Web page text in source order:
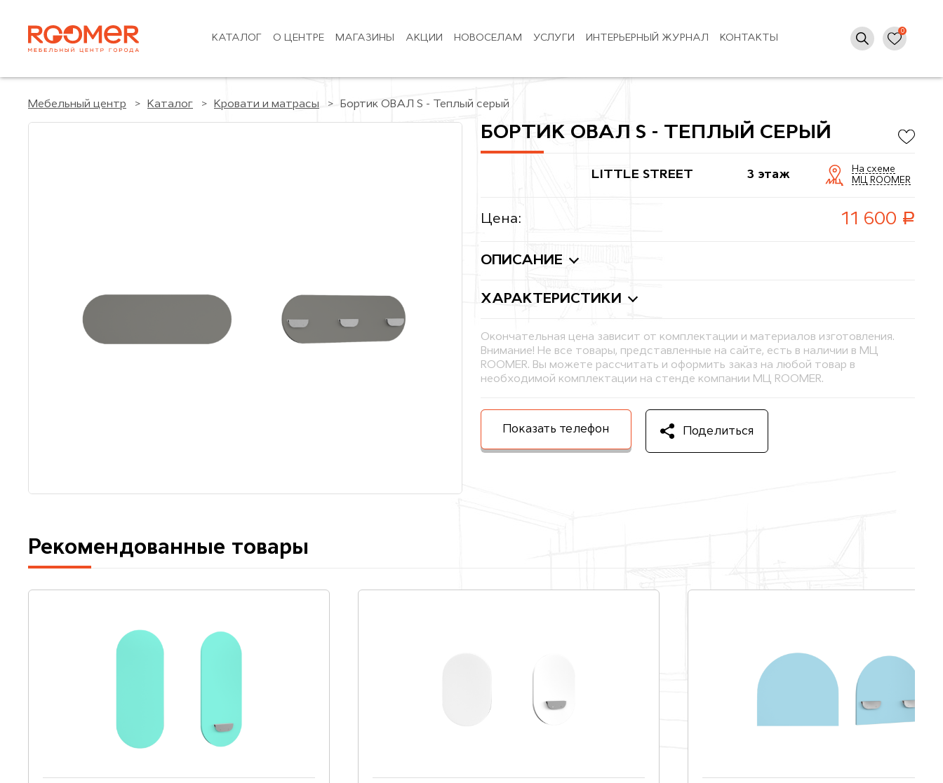
КАТАЛОГ О ЦЕНТРЕ МАГАЗИНЫ АКЦИИ НОВОСЕЛАМ УСЛУГИ ИНТЕРЬЕРНЫЙ ЖУРНАЛ КОНТАКТЫ
Мебельный центр Каталог Кровати и матрасы Бортик ОВАЛ S - Теплый серый
БОРТИК ОВАЛ S - ТЕПЛЫЙ СЕРЫЙ
LITTLE STREET 3 этаж
На схеме
МЦ ROOMER
Цена: 11 600 руб.
ОПИСАНИЕ
ХАРАКТЕРИСТИКИ
Окончательная цена зависит от комплектации и материалов изготовления.
Внимание! Не все товары, представленные на сайте, есть в наличии в МЦ
ROOMER. Вы можете рассчитать и оформить заказ на любой товар в
необходимой комплектации на стенде компании МЦ ROOMER.
Показать телефон Поделиться
Рекомендованные товары